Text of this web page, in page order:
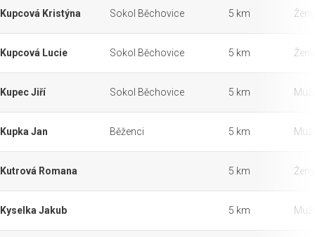
Kupcová Kristýna Sokol Běchovice 5 km Ženy
Kupcová Lucie Sokol Běchovice 5 km Ženy
Kupec Jiří Sokol Běchovice 5 km Muži
Kupka Jan Běženci 5 km Muži
Kutrová Romana 5 km Ženy
Kyselka Jakub 5 km Muži